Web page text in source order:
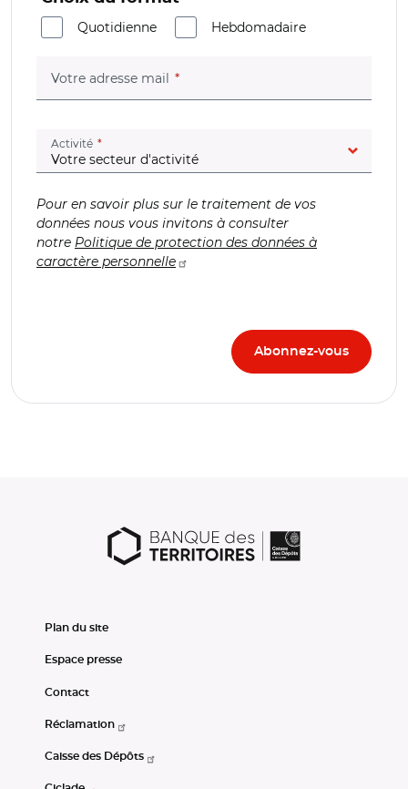
Quotidienne
Hebdomadaire
Votre adresse mail (champ obligatoire)
Activité (champ obligatoire)
Pour en savoir plus sur le traitement de vos
données nous vous invitons à consulter
notre Politique de protection des données à
caractère personnelle
Plan du site
Espace presse
Contact
Réclamation
Caisse des Dépôts